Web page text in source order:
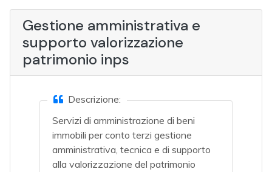
Gestione amministrativa e
supporto valorizzazione
patrimonio inps
Descrizione:
Servizi di amministrazione di beni
immobili per conto terzi gestione
amministrativa, tecnica e di supporto
alla valorizzazione del patrimonio